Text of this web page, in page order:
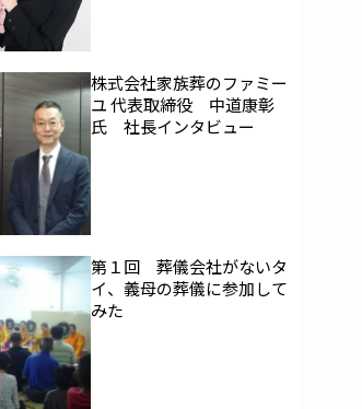
株式会社家族葬のファミー
ユ 代表取締役 中道康彰
氏 社長インタビュー
第１回 葬儀会社がないタ
イ、義母の葬儀に参加して
みた